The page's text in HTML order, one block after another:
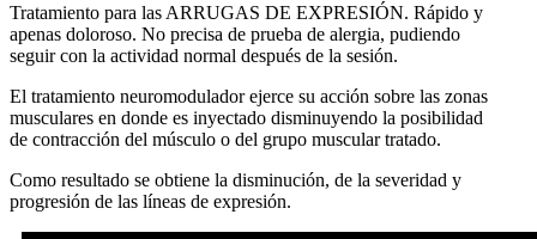
Tratamiento para las ARRUGAS DE EXPRESIÓN. Rápido y
apenas doloroso. No precisa de prueba de alergia, pudiendo
seguir con la actividad normal después de la sesión.
El tratamiento neuromodulador ejerce su acción sobre las zonas
musculares en donde es inyectado disminuyendo la posibilidad
de contracción del músculo o del grupo muscular tratado.
Como resultado se obtiene la disminución, de la severidad y
progresión de las líneas de expresión.